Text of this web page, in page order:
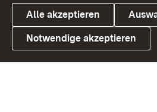
Link zum Landesportal
Alle akzeptieren
Notwendige akzeptieren